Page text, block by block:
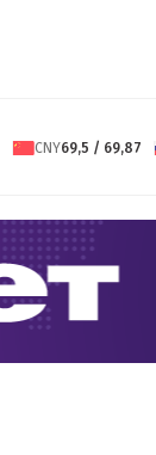
CNY69,5 / 69,87